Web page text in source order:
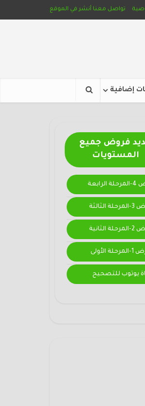
تواصل معنا أنشر في الموقع
إضافية
فروض جميع
المستويات
الثالثة
الثانية
الأولى
يوتوب للتصحيح